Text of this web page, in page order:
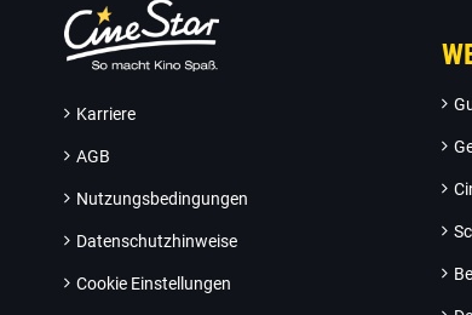
Karriere
AGB
Nutzungsbedingungen
Datenschutzhinweise
Cookie Einstellungen